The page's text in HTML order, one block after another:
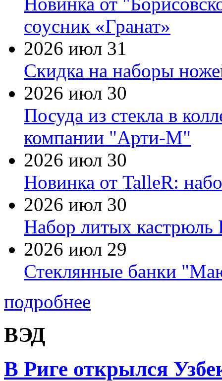
соусник «Гранат»
2026 июл 31
Скидка на наборы
2026 июл 30
Посуда из стекла в
компании "Арти-М"
2026 июл 30
Новинка от TalleR:
2026 июл 30
Набор литых кастрюль
2026 июл 29
Стеклянные банки
подробнее
ВЭД
В Риге открылся